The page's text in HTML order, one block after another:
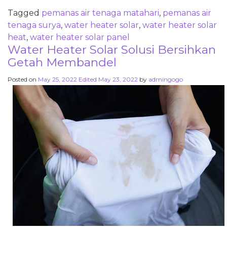
Tagged pemanas air tenaga matahari, pemanas air
tenaga surya, water heater solar, water heater solar
heat, water heater solar panel
Water Heater Solar Solusi Bersihkan
Getah Membandel
Posted on May 25, 2022 Edited May 23, 2022 by admingogo